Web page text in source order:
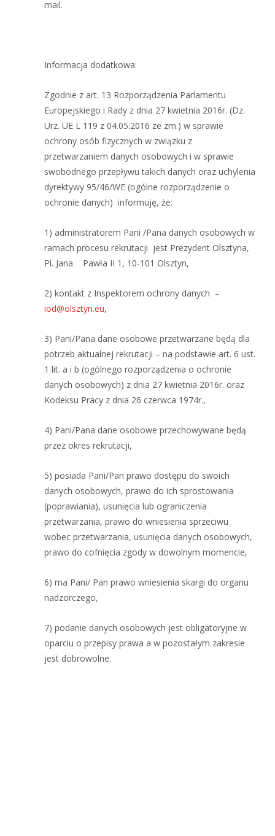
mail.
Informacja dodatkowa:
Zgodnie z art. 13 Rozporządzenia Parlamentu
Europejskiego i Rady z dnia 27 kwietnia 2016r. (Dz.
Urz. UE L 119 z 04.05.2016 ze zm.) w sprawie
ochrony osób fizycznych w związku z
przetwarzaniem danych osobowych i w sprawie
swobodnego przepływu takich danych oraz uchylenia
dyrektywy 95/46/WE (ogólne rozporządzenie o
ochronie danych) informuję, że:
1) administratorem Pani /Pana danych osobowych w
ramach procesu rekrutacji jest Prezydent Olsztyna,
Pl. Jana Pawła II 1, 10-101 Olsztyn,
2) kontakt z Inspektorem ochrony danych –
iod@olsztyn.eu,
3) Pani/Pana dane osobowe przetwarzane będą dla
potrzeb aktualnej rekrutacji – na podstawie art. 6 ust.
1 lit. a i b (ogólnego rozporządzenia o ochronie
danych osobowych) z dnia 27 kwietnia 2016r. oraz
Kodeksu Pracy z dnia 26 czerwca 1974r.,
4) Pani/Pana dane osobowe przechowywane będą
przez okres rekrutacji,
5) posiada Pani/Pan prawo dostępu do swoich
danych osobowych, prawo do ich sprostowania
(poprawiania), usunięcia lub ograniczenia
przetwarzania, prawo do wniesienia sprzeciwu
wobec przetwarzania, usunięcia danych osobowych,
prawo do cofnięcia zgody w dowolnym momencie,
6) ma Pani/ Pan prawo wniesienia skargi do organu
nadzorczego,
7) podanie danych osobowych jest obligatoryjne w
oparciu o przepisy prawa a w pozostałym zakresie
jest dobrowolne.